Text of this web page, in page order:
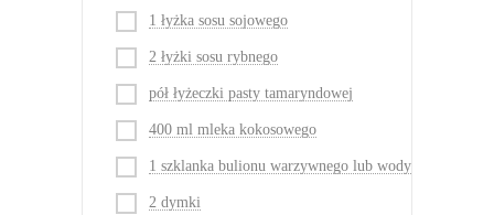
1 łyżka sosu sojowego
2 łyżki sosu rybnego
pół łyżeczki pasty tamaryndowej
400 ml mleka kokosowego
1 szklanka bulionu warzywnego lub wody
2 dymki